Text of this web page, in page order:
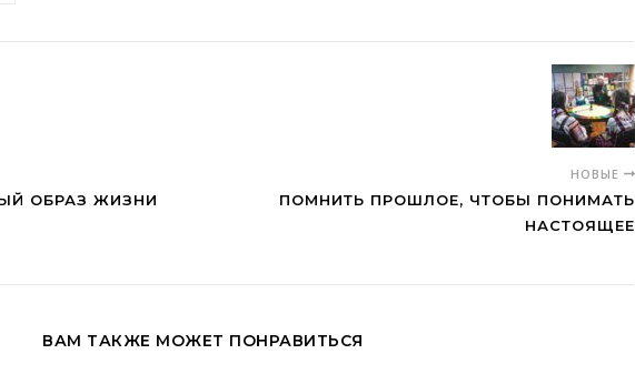
ОБРАЗ ЖИЗНИ
НОВЫЕ
ПОМНИТЬ ПРОШЛОЕ, ЧТОБЫ ПОНИМАТЬ
НАСТОЯЩЕЕ
ВАМ ТАКЖЕ МОЖЕТ ПОНРАВИТЬСЯ